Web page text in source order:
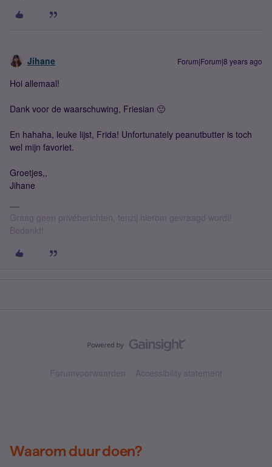
Jihane Forum|Forum|8 years ago
Hoi allemaal!
Dank voor de waarschuwing, Friesian 🙂
En hahaha, leuke lijst, Frida! Unfortunately peanutbutter is toch
wel mijn favoriet.
Groetjes,,
Jihane
Graag geen privéberichten, tenzij hierom gevraagd wordt!
Bedankt!
Forumvoorwaarden Accessibility statement
Waarom duur doen?